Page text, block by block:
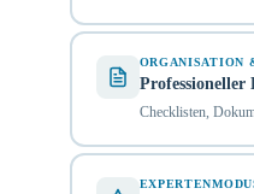
ORGANISATION
Professioneller
Checklisten,